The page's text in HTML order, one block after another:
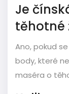
Je
těhotné
Ano, pokud
body, které
maséra o